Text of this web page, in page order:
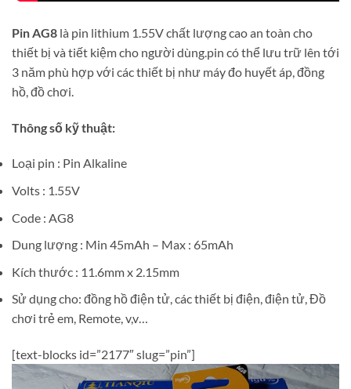
Pin AG8 là pin lithium 1.55V chất lượng cao an toàn cho
thiết bị và tiết kiệm cho người dùng.pin có thể lưu trữ lên tới
3 năm phù hợp với các thiết bị như máy đo huyết áp, đồng
hồ, đồ chơi.
Thông số kỹ thuật:
Loại pin : Pin Alkaline
Volts : 1.55V
Code : AG8
Dung lượng : Min 45mAh – Max : 65mAh
Kích thước : 11.6mm x 2.15mm
Sử dụng cho: đồng hồ điện tử, các thiết bị điện, điện tử, Đồ
chơi trẻ em, Remote, v,v…
[text-blocks id=”2177″ slug=”pin”]